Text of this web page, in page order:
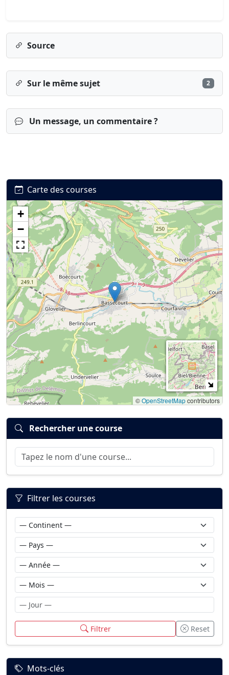
Source
Sur le même sujet 2
Un message, un commentaire ?
Connexion S’inscrire mot de passe oublié ?
Carte des courses
+
−
©OpenStreetMapcontributors
Rechercher une course
Filtrer les courses
Filtrer Reset
Mots-clés